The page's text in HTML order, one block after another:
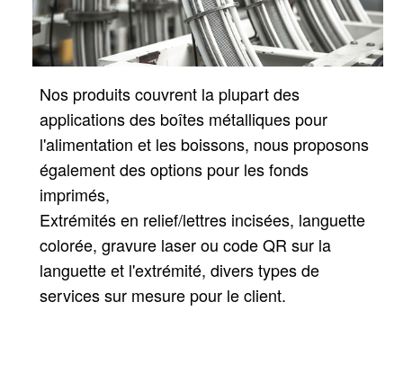
Nos produits couvrent la plupart des
applications des boîtes métalliques pour
l'alimentation et les boissons, nous proposons
également des options pour les fonds
imprimés,
Extrémités en relief/lettres incisées, languette
colorée, gravure laser ou code QR sur la
languette et l'extrémité, divers types de
services sur mesure pour le client.